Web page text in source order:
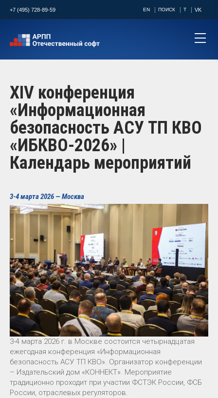
+7 (495) 728-89-59 EN ПОИСК T VK
XIV конференция
«Информационная
безопасность АСУ ТП КВО
«ИБКВО-2026» |
Календарь мероприятий
3-4 марта 2026 — Москва
3-4 марта 2026 г. в Москве состоится четырнадцатая
ежегодная конференция «Информационная
безопасность АСУ ТП КВО». Организатор конференции
– Издательский дом «КОННЕКТ». Мероприятие
традиционно проходит при участии ФСТЭК России, ФСБ
России, отраслевых регуляторов.